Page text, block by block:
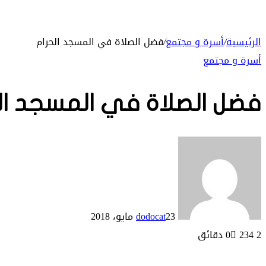
الرئيسية/أسرة و مجتمع/فضل الصلاة في المسجد الحرام
أسرة و مجتمع
فضل الصلاة في المسجد
dodocat23 مايو، 2018
0 2342 دقائق